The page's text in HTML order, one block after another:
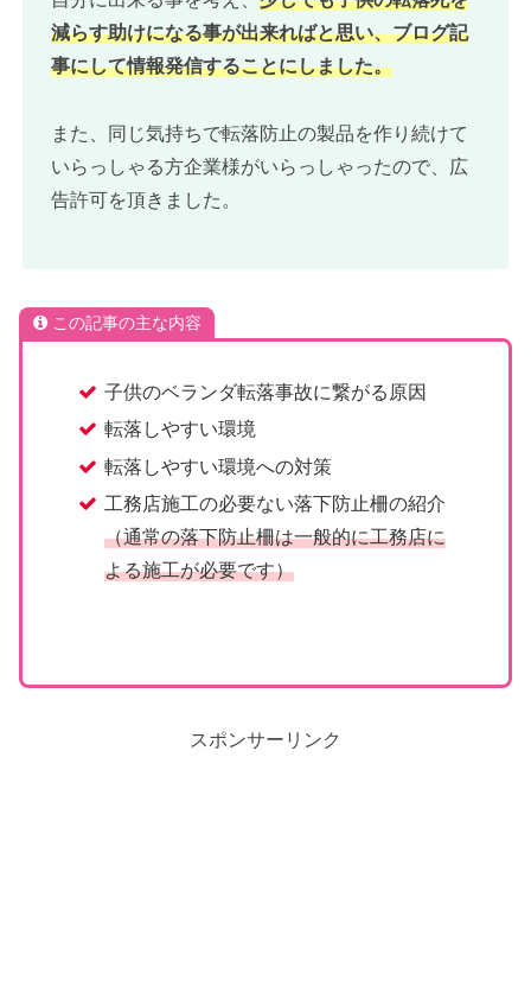
減らす助けになる事が出来ればと思い、ブログ記
事にして情報発信することにしました。
また、同じ気持ちで転落防止の製品を作り続けて
いらっしゃる方企業様がいらっしゃったので、広
告許可を頂きました。
この記事の主な内容
子供のベランダ転落事故に繋がる原因
転落しやすい環境
転落しやすい環境への対策
工務店施工の必要ない落下防止柵の紹介
（通常の落下防止柵は一般的に工務店に
よる施工が必要です）
スポンサーリンク